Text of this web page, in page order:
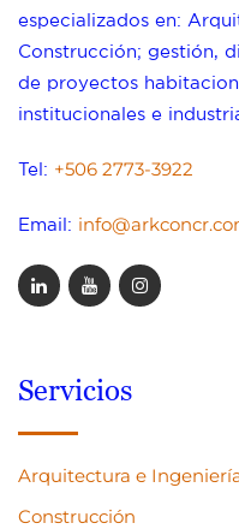
especializados en:
Construcción; gestión,
de proyectos
institucionales e
Tel: +506 2773-3922
Email:
Servicios
Arquitectura e
Construcción